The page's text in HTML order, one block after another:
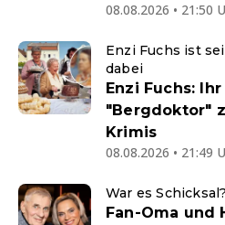
08.08.2026 • 21:50
Enzi Fuchs ist
dabei
Enzi Fuchs:
"Bergdoktor"
Krimis
08.08.2026 • 21:49
War es Schicksal?
Fan-Oma und